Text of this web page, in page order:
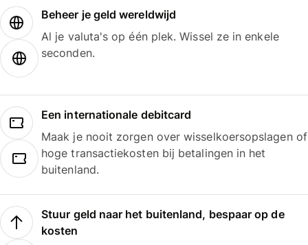
Beheer je geld wereldwijd
Al je valuta's op één plek. Wissel ze in enkele
seconden.
Een internationale debitcard
Maak je nooit zorgen over wisselkoersopslagen of
hoge transactiekosten bij betalingen in het
buitenland.
Stuur geld naar het buitenland, bespaar op de
kosten